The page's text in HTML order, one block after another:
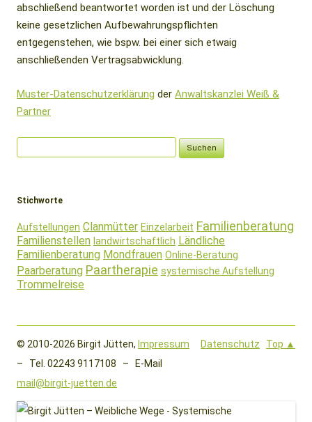
abschließend beantwortet worden ist und der Löschung
keine gesetzlichen Aufbewahrungspflichten
entgegenstehen, wie bspw. bei einer sich etwaig
anschließenden Vertragsabwicklung.
Muster-Datenschutzerklärung der Anwaltskanzlei Weiß &
Partner
Stichworte
Aufstellungen Clanmütter Einzelarbeit Familienberatung
Familienstellen landwirtschaftlich Ländliche
Familienberatung Mondfrauen Online-Beratung
Paarberatung Paartherapie systemische Aufstellung
Trommelreise
Datenschutz Top ▲
© 2010-2026 Birgit Jütten, Impressum
– Tel. 02243 9117108 – E-Mail
mail@birgit-juetten.de